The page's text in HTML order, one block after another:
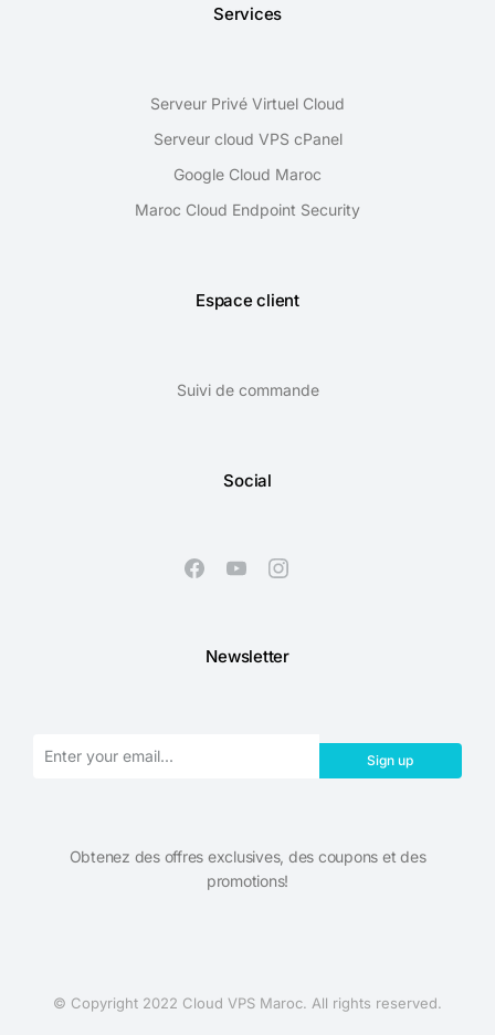
Services
Serveur Privé Virtuel Cloud
Serveur cloud VPS cPanel
Google Cloud Maroc
Maroc Cloud Endpoint Security
Espace client
Suivi de commande
Social
Newsletter
Sign up
Obtenez des offres exclusives, des coupons et des
promotions!​
© Copyright 2022 Cloud VPS Maroc. All rights reserved.